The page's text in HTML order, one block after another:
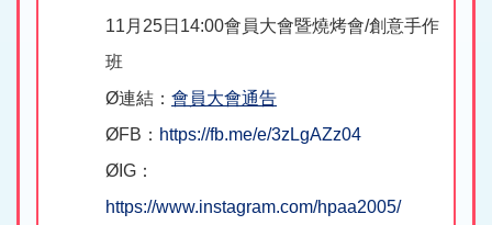
11月25日14:00會員大會暨燒烤會/創意手作
班
Ø連結： 會員大會通告
ØFB： https://fb.me/e/3zLgAZz04
ØIG：
https://www.instagram.com/hpaa2005/